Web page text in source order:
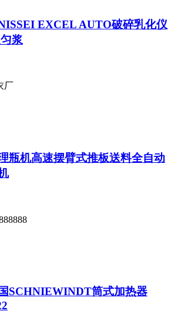
EXCEL AUTO破碎乳化仪
浆
厂
瓶机高速摆臂式推板送料全自动
SCHNIEWINDT筒式加热器